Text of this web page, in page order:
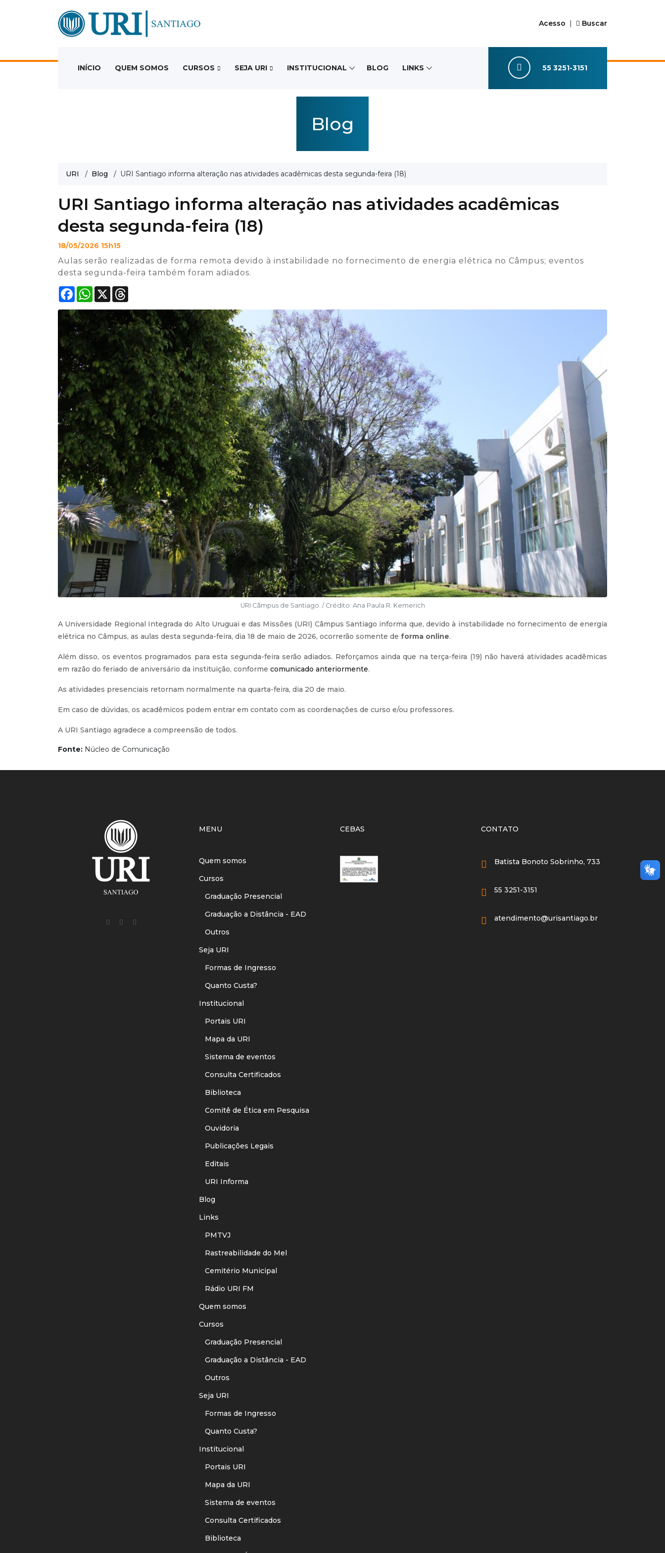
Acesso | Buscar
INÍCIO QUEM SOMOS CURSOS SEJA URI INSTITUCIONAL BLOG LINKS 55 3251-3151
Blog
URI / Blog / URI Santiago informa alteração nas atividades acadêmicas desta segunda-feira (18)
URI Santiago informa alteração nas atividades acadêmicas
desta segunda-feira (18)
18/05/2026 15h15
Aulas serão realizadas de forma remota devido à instabilidade no fornecimento de energia elétrica no Câmpus; eventos
desta segunda-feira também foram adiados.
Facebook
WhatsApp
X Threads
URI Câmpus de Santiago. / Crédito: Ana Paula R. Kemerich
A Universidade Regional Integrada do Alto Uruguai e das Missões (URI) Câmpus Santiago informa que, devido à instabilidade no fornecimento de energia
elétrica no Câmpus, as aulas desta segunda-feira, dia 18 de maio de 2026, ocorrerão somente de forma online.
Além disso, os eventos programados para esta segunda-feira serão adiados. Reforçamos ainda que na terça-feira (19) não haverá atividades acadêmicas
em razão do feriado de aniversário da instituição, conforme comunicado anteriormente.
As atividades presenciais retornam normalmente na quarta-feira, dia 20 de maio.
Em caso de dúvidas, os acadêmicos podem entrar em contato com as coordenações de curso e/ou professores.
A URI Santiago agradece a compreensão de todos.
Fonte: Núcleo de Comunicação
MENU
Quem somos
Cursos
Graduação Presencial
Graduação a Distância - EAD
Outros
Seja URI
Formas de Ingresso
Quanto Custa?
Institucional
Portais URI
Mapa da URI
Sistema de eventos
Consulta Certificados
Biblioteca
Comitê de Ética em Pesquisa
Ouvidoria
Publicações Legais
Editais
URI Informa
Blog
Links
PMTVJ
Rastreabilidade do Mel
Cemitério Municipal
Rádio URI FM
Quem somos
Cursos
Graduação Presencial
Graduação a Distância - EAD
Outros
Seja URI
Formas de Ingresso
Quanto Custa?
Institucional
Portais URI
Mapa da URI
Sistema de eventos
Consulta Certificados
Biblioteca
CEBAS CONTATO
Batista Bonoto Sobrinho, 733
55 3251-3151
atendimento@urisantiago.br